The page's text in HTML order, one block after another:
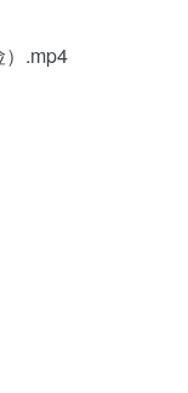
.mp4